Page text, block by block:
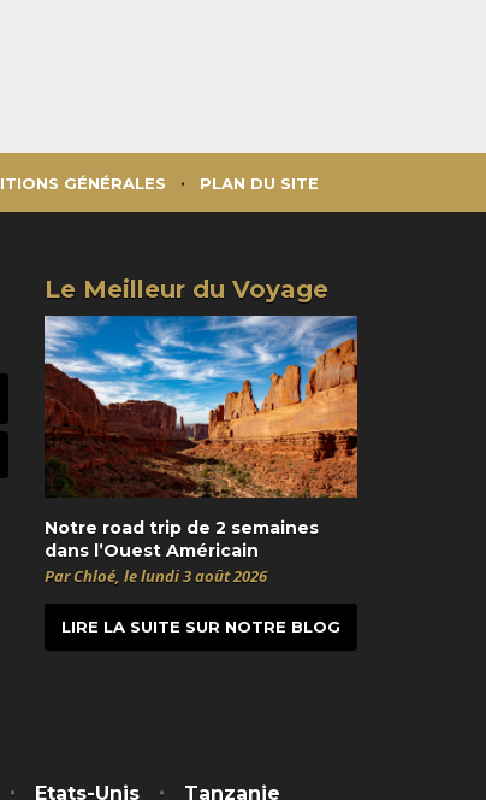
GÉNÉRALES PLAN DU SITE
Le Meilleur du Voyage
Notre road trip de 2 semaines
dans l’Ouest Américain
Par Chloé, le lundi 3 août 2026
LIRE LA SUITE SUR NOTRE BLOG
Etats-Unis Tanzanie